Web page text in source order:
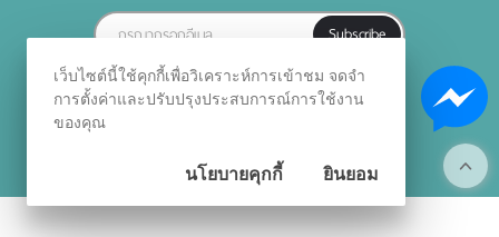
Subscribe
Powered By
เว็บไซต์นี้ใช้คุกกี้เพื่อวิเคราะห์การเข้าชม จดจำ
การตั้งค่าและปรับปรุงประสบการณ์การใช้งาน
ของคุณ
นโยบายคุกกี้ ยินยอม